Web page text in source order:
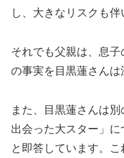
し、大きなリスクも伴
それでも父親は、息
の事実を目黒蓮さんは
また、目黒蓮さんは
出会った大スター」に
と即答しています。こ